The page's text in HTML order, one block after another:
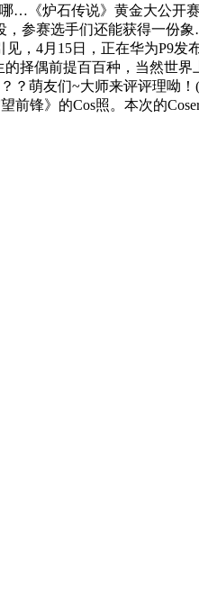
…《炉石传说》黄金大公开
参赛选手们还能获得一份
，4月15日，正在华为P9
择偶前提百百种，当然世
萌友们~大师来评评理呦
锋》的Cos照。本次的